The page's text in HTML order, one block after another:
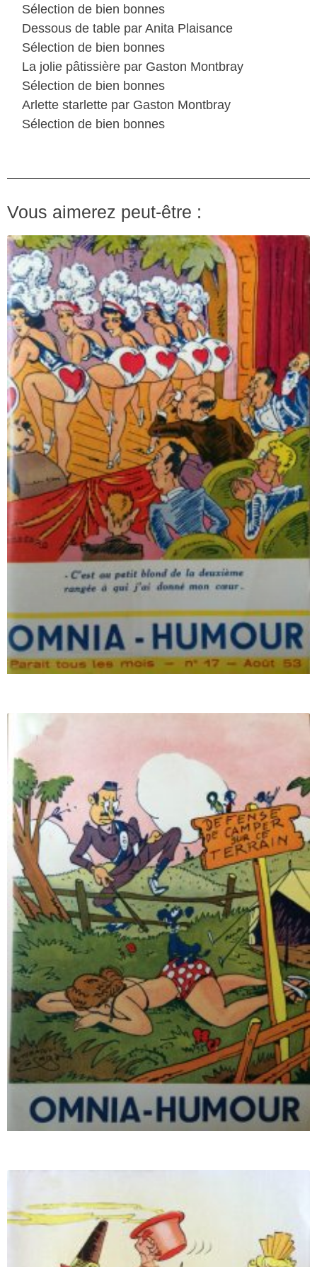
Sélection de bien bonnes
Dessous de table par Anita Plaisance
Sélection de bien bonnes
La jolie pâtissière par Gaston Montbray
Sélection de bien bonnes
Arlette starlette par Gaston Montbray
Sélection de bien bonnes
Vous aimerez peut-être :